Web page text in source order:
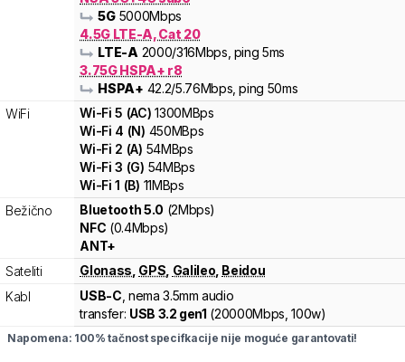
5G 5000Mbps
4.5G LTE-A, Cat 20
LTE-A 2000/316Mbps , ping 5ms
3.75G HSPA+ r8
HSPA+ 42.2/5.76Mbps , ping 50ms
WiFi
Wi-Fi5 (AC) 1300MBps
Wi-Fi 4 (N) 450MBps
Wi-Fi 2 (A) 54MBps
Wi-Fi3 (G) 54MBps
Wi-Fi1 (B) 11MBps
Bežično
Bluetooth 5.0 (2Mbps)
NFC (0.4Mbps)
ANT+
Sateliti
Glonass GPS Galileo Beidou
Kabl
USB-C , nema 3.5mm audio
transfer: USB 3.2 gen1 (20000Mbps,100w)
Napomena: 100% tačnost specifkacije nije moguće garantovati!